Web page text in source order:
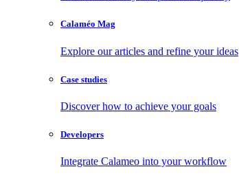
Calaméo Mag
Explore our articles and refine your ideas
Case studies
Discover how to achieve your goals
Developers
Integrate Calameo into your workflow